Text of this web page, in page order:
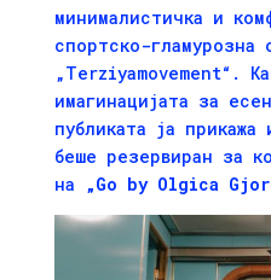
минималистичка и
спортско-гламурозна
„Terziyamovement“.
имагинацијата за
публиката ја прикажа
беше резервиран за
на
„Go by Olgica